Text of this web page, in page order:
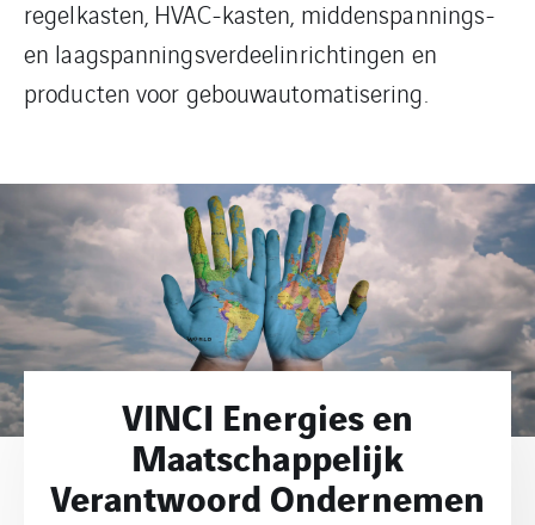
regelkasten, HVAC-kasten, middenspannings-
en laagspanningsverdeelinrichtingen en
producten voor gebouwautomatisering.
VINCI Energies en
Maatschappelijk
Verantwoord Ondernemen